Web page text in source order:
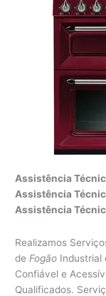
Assistência
Assistência
Assistência
Realizamos
de Fogão Industrial
Confiável e
Qualificados.